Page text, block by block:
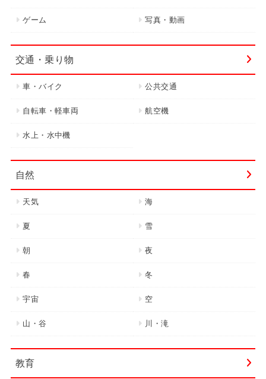
ゲーム 写真・動画
交通・乗り物
車・バイク 公共交通
自転車・軽車両 航空機
水上・水中機
自然
天気 海
夏 雪
朝 夜
春 冬
宇宙 空
山・谷 川・滝
教育